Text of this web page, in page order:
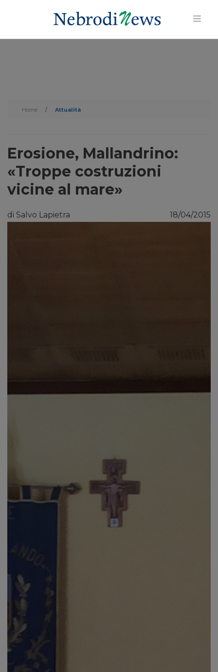
Home / Attualità
Erosione, Mallandrino:
«Troppe costruzioni
vicine al mare»
di Salvo Lapietra 18/04/2015